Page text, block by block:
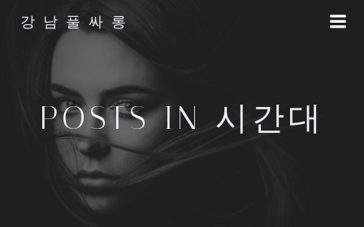
강남풀싸롱
POSTS IN 시간대